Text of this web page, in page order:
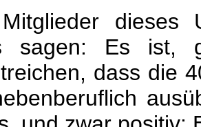
dieses
sagen: Es ist,
dass die